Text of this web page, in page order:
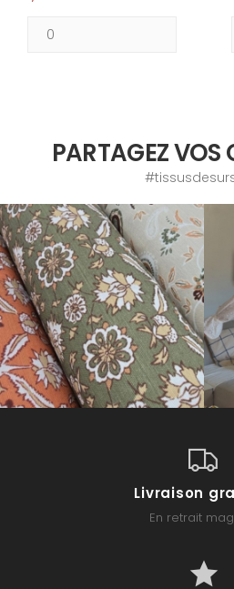
PARTAGEZ VOS
Livraison
En retrait